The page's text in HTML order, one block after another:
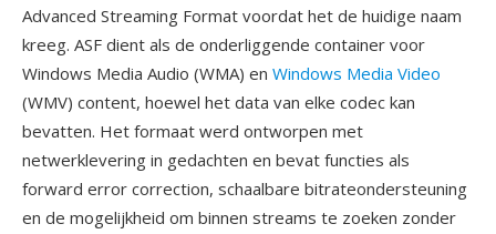
Advanced Streaming Format voordat het de huidige naam
kreeg. ASF dient als de onderliggende container voor
Windows Media Audio (WMA) en Windows Media Video
(WMV) content, hoewel het data van elke codec kan
bevatten. Het formaat werd ontworpen met
netwerklevering in gedachten en bevat functies als
forward error correction, schaalbare bitrateondersteuning
en de mogelijkheid om binnen streams te zoeken zonder